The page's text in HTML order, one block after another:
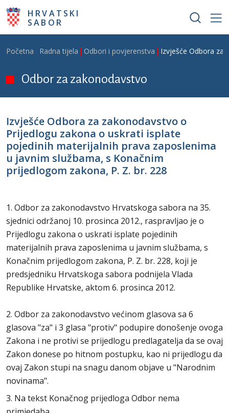
Skoči na glavni sadržaj
HRVATSKI
SABOR
Breadcrumb
Početna Radna tijela Odbori i povjerenstva Izvješće Odbora za
Odbor za zakonodavstvo
Izvješće Odbora za zakonodavstvo o
Prijedlogu zakona o uskrati isplate
pojedinih materijalnih prava zaposlenima
u javnim službama, s Konačnim
prijedlogom zakona, P. Z. br. 228
1. Odbor za zakonodavstvo Hrvatskoga sabora na 35.
sjednici održanoj 10. prosinca 2012., raspravljao je o
Prijedlogu zakona o uskrati isplate pojedinih
materijalnih prava zaposlenima u javnim službama, s
Konačnim prijedlogom zakona, P. Z. br. 228, koji je
predsjedniku Hrvatskoga sabora podnijela Vlada
Republike Hrvatske, aktom 6. prosinca 2012.
2. Odbor za zakonodavstvo većinom glasova sa 6
glasova "za" i 3 glasa "protiv" podupire donošenje ovoga
Zakona i ne protivi se prijedlogu predlagatelja da se ovaj
Zakon donese po hitnom postupku, kao ni prijedlogu da
ovaj Zakon stupi na snagu danom objave u "Narodnim
novinama".
3. Na tekst Konačnog prijedloga Odbor nema